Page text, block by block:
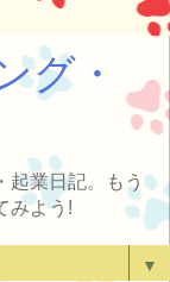
グ・
起業日記。もう
みよう!
▼